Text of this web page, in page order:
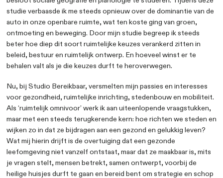
Dit was een leefwereld waarin de auto
openbare ruimte daar vrijwel volledig op was
jonge leeftijd verhuisde naar Rotterdam was dit een
contrast: een grote, ruige stad met diverse
leefwerelden, continu in verandering. Mijn
leefomgeving op elkaar inspelen, zorgde ervoor dat ik
besloot sociale geografie en planologie te studeren.
studie verbaasde ik me steeds opnieuw over de
auto in onze openbare ruimte, wat ten koste ging van
ontmoeting en beweging. Door mijn studie begreep ik
beter hoe diep dit soort ruimtelijke keuzes verankerd
beleid, bestuur en ruimtelijk ontwerp. En hoeveel